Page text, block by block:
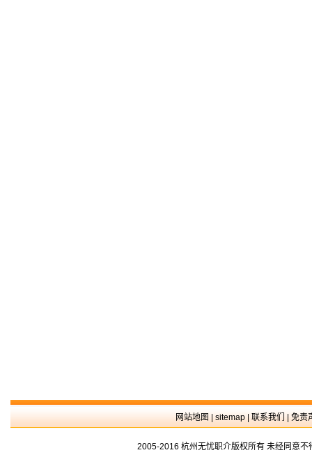
网站地图 sitemap 联系我们 免责
2005-2016 杭州无忧职介版权所有 未经同意